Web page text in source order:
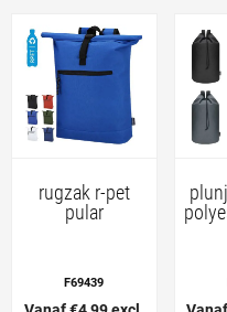
rugzak r-pet
pular
F69439